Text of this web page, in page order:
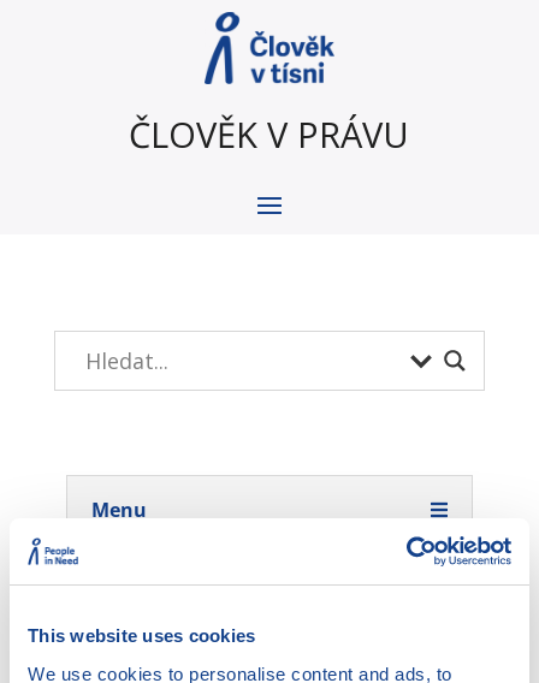
This website uses cookies
We use cookies to personalise content and ads, to
ČLOVĚK V PRÁVU
Menu